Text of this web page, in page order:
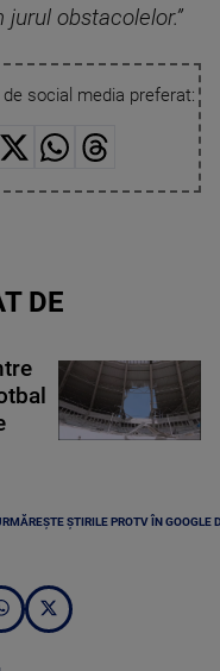
obstacolelor.”
social media preferat:
DE
ȘTIRILE PROTV ÎN GOOGLE